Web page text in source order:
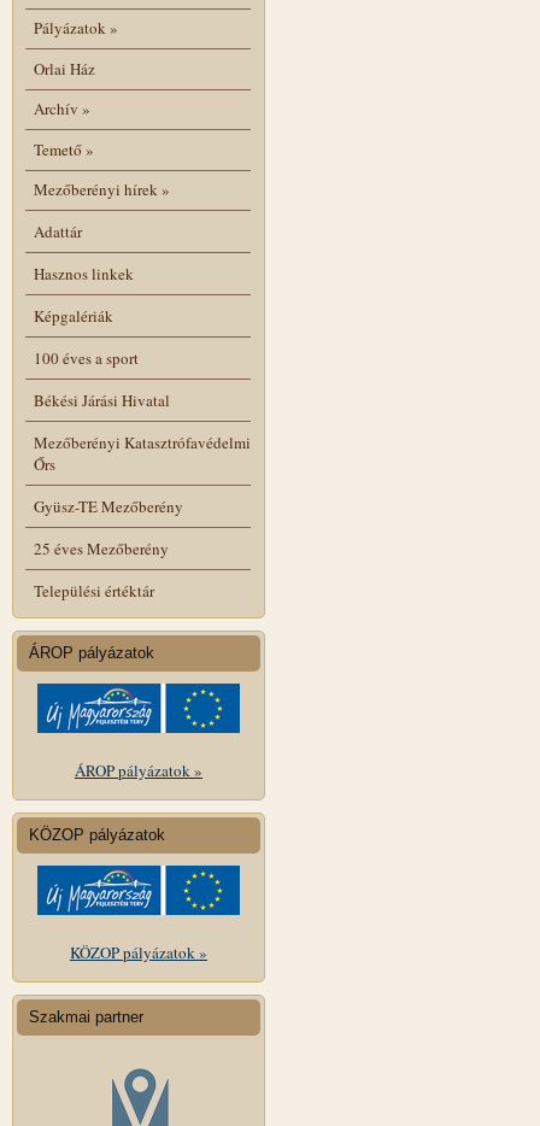
Pályázatok»
Orlai Ház
Archív »
Temető»
Mezőberényi hírek»
Adattár
Hasznos linkek
Képgalériák
100 éves a sport
Békési Járási Hivatal
Mezőberényi Katasztrófavédelmi
Őrs
Gyüsz-TE Mezőberény
25 éves Mezőberény
Települési értéktár
ÁROP pályázatok
ÁROP pályázatok »
KÖZOP pályázatok
KÖZOP pályázatok »
Szakmai partner